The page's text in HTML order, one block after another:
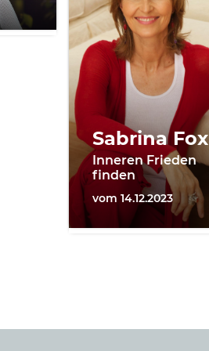
Sabrina Fox
Inneren Frieden
finden
vom 14.12.2023